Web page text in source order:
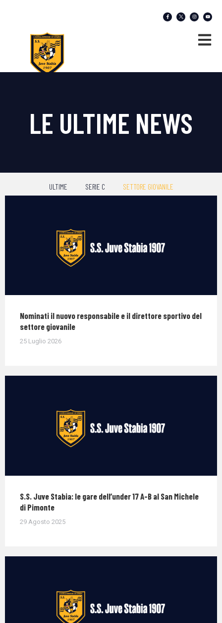
LE ULTIME NEWS
ULTIME SERIE C SETTORE GIOVANILE
Nominati il nuovo responsabile e il direttore sportivo del
settore giovanile
25 Luglio 2026
S.S. Juve Stabia: le gare dell’under 17 A-B al San Michele
di Pimonte
29 Agosto 2025